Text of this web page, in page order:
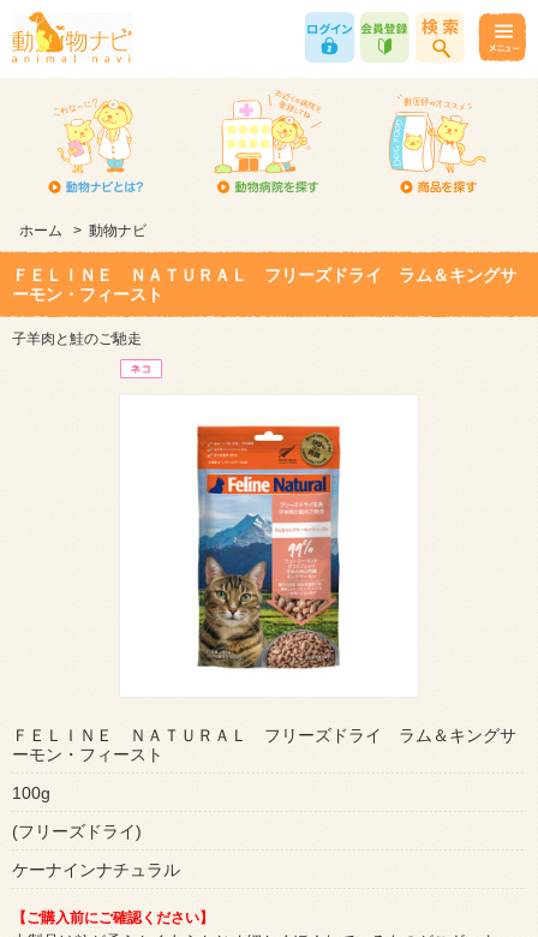
ホーム > 動物ナビ
ＦＥＬＩＮＥ ＮＡＴＵＲＡＬ フリーズドライ ラム＆キングサ
ーモン・フィースト
子羊肉と鮭のご馳走
ＦＥＬＩＮＥ ＮＡＴＵＲＡＬ フリーズドライ ラム＆キングサ
ーモン・フィースト
100g
(フリーズドライ)
ケーナインナチュラル
【ご購入前にご確認ください】